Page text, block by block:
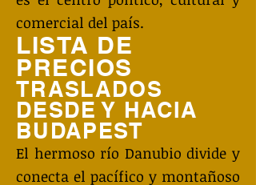
comercial del país.
LISTA DE
PRECIOS
TRASLADOS
DESDE Y HACIA
BUDAPEST
El hermoso río Danubio divide y
conecta el pacífico y montañoso